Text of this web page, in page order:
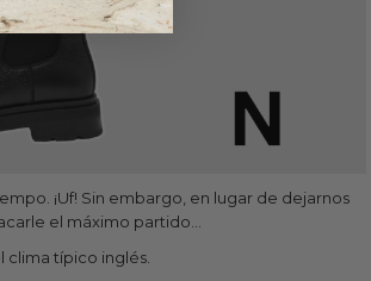
¡Uf! Sin embargo, en lugar de dejarnos
el máximo partido...
típico inglés.